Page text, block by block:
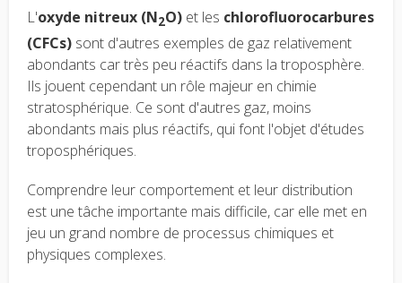
L'oxyde nitreux (N2O) et les chlorofluorocarbures
(CFCs) sont d'autres exemples de gaz relativement
abondants car très peu réactifs dans la troposphère.
Ils jouent cependant un rôle majeur en chimie
stratosphérique. Ce sont d'autres gaz, moins
abondants mais plus réactifs, qui font l'objet d'études
troposphériques.
Comprendre leur comportement et leur distribution
est une tâche importante mais difficile, car elle met en
jeu un grand nombre de processus chimiques et
physiques complexes.